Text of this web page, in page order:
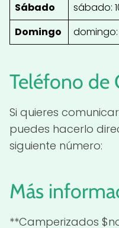
Sábado
sábado:
Domingo
Teléfono de
Si quieres
puedes hacerlo
siguiente número:
Más
**Camperizados